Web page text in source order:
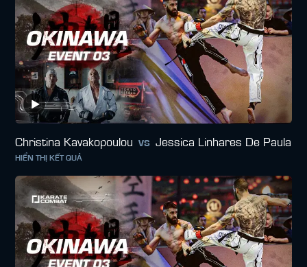
Christina Kavakopoulou vs Jessica Linhares De Paula
HIỂN THỊ KẾT QUẢ